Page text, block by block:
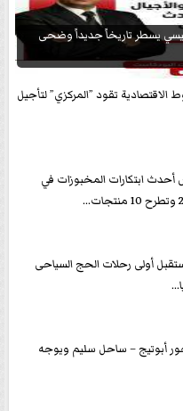
يسطر تاريخاً جديداً وضحى
الاقتصادية تقود ”المركزي” لتأجيل
ابتكارات المخبوزات في
أولى رحلات الحج السياحى
أبوتيج – ساحل سليم ويوجه